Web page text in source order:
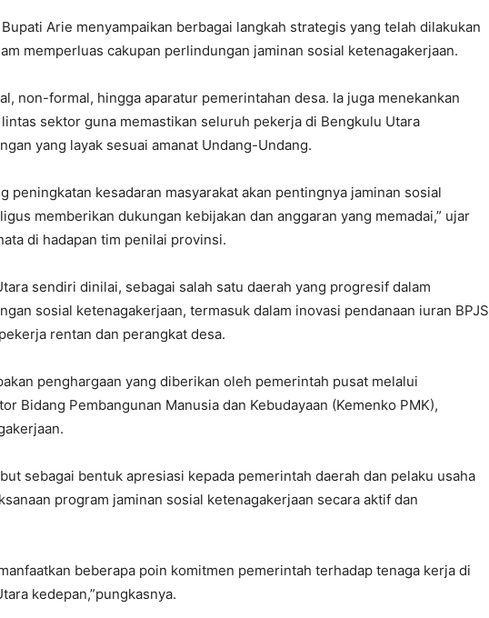
Arie menyampaikan berbagai langkah strategis yang telah dilakukan
memperluas cakupan perlindungan jaminan sosial ketenagakerjaan.
non-formal, hingga aparatur pemerintahan desa. Ia juga menekankan
sektor guna memastikan seluruh pekerja di Bengkulu Utara
yang layak sesuai amanat Undang-Undang.
peningkatan kesadaran masyarakat akan pentingnya jaminan sosial
memberikan dukungan kebijakan dan anggaran yang memadai,” ujar
di hadapan tim penilai provinsi.
sendiri dinilai, sebagai salah satu daerah yang progresif dalam
sosial ketenagakerjaan, termasuk dalam inovasi pendanaan iuran BPJS
rentan dan perangkat desa.
penghargaan yang diberikan oleh pemerintah pusat melalui
Bidang Pembangunan Manusia dan Kebudayaan (Kemenko PMK),
sebagai bentuk apresiasi kepada pemerintah daerah dan pelaku usaha
program jaminan sosial ketenagakerjaan secara aktif dan
beberapa poin komitmen pemerintah terhadap tenaga kerja di
kedepan,”pungkasnya.